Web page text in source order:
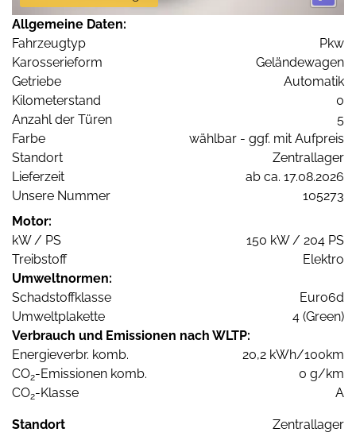
Allgemeine Daten:
Fahrzeugtyp
Pkw
Karosserieform
Geländewagen
Getriebe
Automatik
Kilometerstand
0
Anzahl der Türen
5
Farbe
wählbar - ggf. mit Aufpreis
Standort
Zentrallager
Lieferzeit
ab ca. 17.08.2026
Unsere Nummer
105273
Motor:
kW / PS
150 kW / 204 PS
Treibstoff
Elektro
Umweltnormen:
Schadstoffklasse
Euro6d
Umweltplakette
4 (Green)
Verbrauch und Emissionen nach WLTP:
Energieverbr. komb.
20,2 kWh/100km
CO2-Emissionen komb.
0 g/km
CO2-Klasse A
Standort Zentrallager